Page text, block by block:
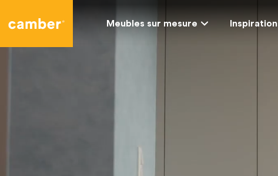
Meubles sur mesure